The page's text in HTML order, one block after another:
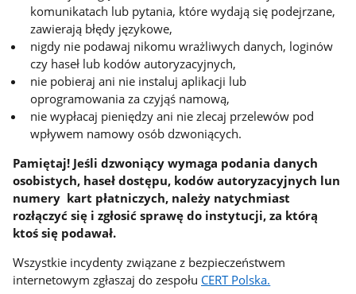
komunikatach lub pytania, które wydają się podejrzane,
zawierają błędy językowe,
nigdy nie podawaj nikomu wrażliwych danych, loginów
czy haseł lub kodów autoryzacyjnych,
nie pobieraj ani nie instaluj aplikacji lub
oprogramowania za czyjąś namową,
nie wypłacaj pieniędzy ani nie zlecaj przelewów pod
wpływem namowy osób dzwoniących.
Pamiętaj! Jeśli dzwoniący wymaga podania danych
osobistych, haseł dostępu, kodów autoryzacyjnych lun
numery kart płatniczych, należy natychmiast
rozłączyć się i zgłosić sprawę do instytucji, za którą
ktoś się podawał.
Wszystkie incydenty związane z bezpieczeństwem
internetowym zgłaszaj do zespołu CERT Polska.